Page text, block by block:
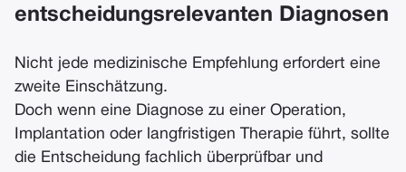
entscheidungsrelevanten Diagnosen
Nicht jede medizinische Empfehlung erfordert eine
zweite Einschätzung.
Doch wenn eine Diagnose zu einer Operation,
Implantation oder langfristigen Therapie führt, sollte
die Entscheidung fachlich überprüfbar und